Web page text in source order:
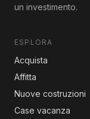
un investimento.
ESPLORA
Acquista
Affitta
Nuove costruzioni
Case vacanza